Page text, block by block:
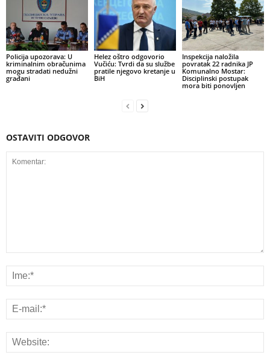
Policija upozorava: U
kriminalnim obračunima
mogu stradati nedužni
građani
Helez oštro odgovorio
Vučiću: Tvrdi da su službe
pratile njegovo kretanje u
BiH
Inspekcija naložila
povratak 22 radnika JP
Komunalno Mostar:
Disciplinski postupak
mora biti ponovljen
OSTAVITI ODGOVOR